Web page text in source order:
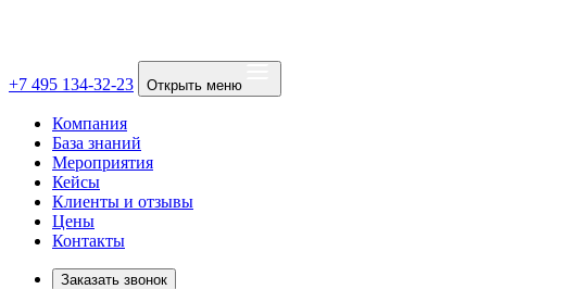
+7 495 134-32-23 Открыть меню
Компания
База знаний
Мероприятия
Кейсы
Клиенты и отзывы
Цены
Контакты
Заказать звонок